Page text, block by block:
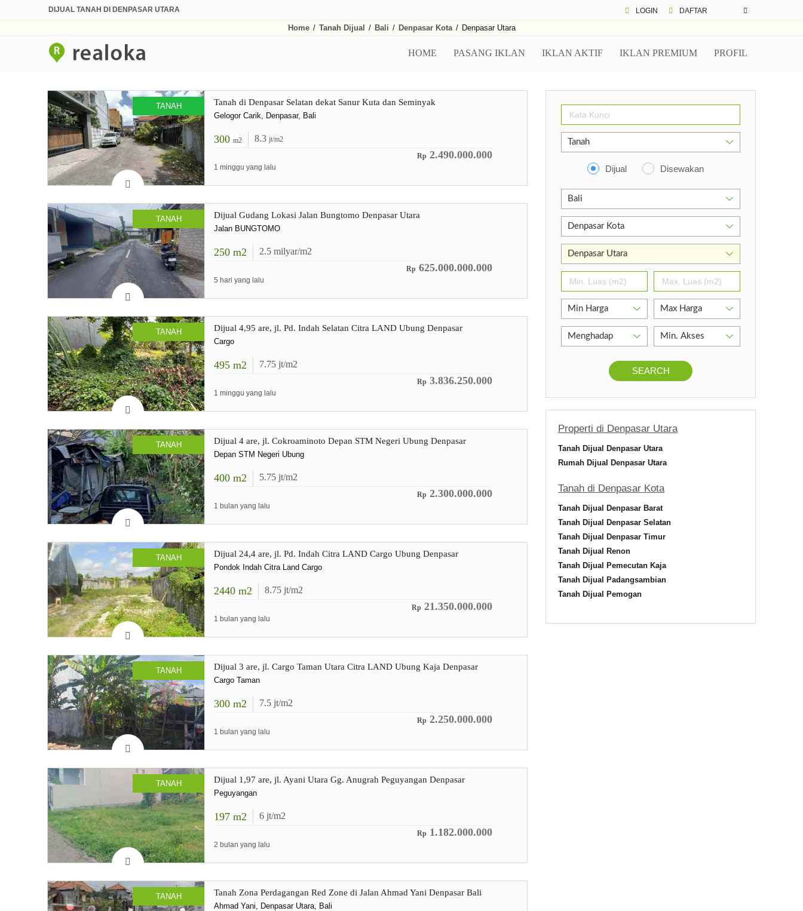
DIJUAL TANAH DI DENPASAR UTARA LOGIN DAFTAR
Home / Tanah Dijual / Bali / Denpasar Kota / Denpasar Utara
HOME PASANG IKLAN IKLAN AKTIF IKLAN PREMIUM PROFIL
TANAH Tanah di Denpasar Selatan dekat Sanur Kuta dan Seminyak
Gelogor Carik, Denpasar, Bali
300 m2 8.3 jt/m2
Rp 2.490.000.000
1 minggu yang lalu
TANAH Dijual Gudang Lokasi Jalan Bungtomo Denpasar Utara
Jalan BUNGTOMO
250 m2 2.5 milyar/m2
Rp 625.000.000.000
5 hari yang lalu
TANAH Dijual 4,95 are, jl. Pd. Indah Selatan Citra LAND Ubung Denpasar
Cargo
495 m2 7.75 jt/m2
Rp 3.836.250.000
1 minggu yang lalu
TANAH Dijual 4 are, jl. Cokroaminoto Depan STM Negeri Ubung Denpasar
Depan STM Negeri Ubung
400 m2 5.75 jt/m2
Rp 2.300.000.000
1 bulan yang lalu
TANAH Dijual 24,4 are, jl. Pd. Indah Citra LAND Cargo Ubung Denpasar
Pondok Indah Citra Land Cargo
2440 m2 8.75 jt/m2
Rp 21.350.000.000
1 bulan yang lalu
TANAH Dijual 3 are, jl. Cargo Taman Utara Citra LAND Ubung Kaja Denpasar
Cargo Taman
300 m2 7.5 jt/m2
Rp 2.250.000.000
1 bulan yang lalu
TANAH Dijual 1,97 are, jl. Ayani Utara Gg. Anugrah Peguyangan Denpasar
Peguyangan
197 m2 6 jt/m2
Rp 1.182.000.000
2 bulan yang lalu
TANAH Tanah Zona Perdagangan Red Zone di Jalan Ahmad Yani Denpasar Bali
Ahmad Yani, Denpasar Utara, Bali
Dijual Disewakan
SEARCH
Properti di Denpasar Utara
Tanah Dijual Denpasar Utara
Rumah Dijual Denpasar Utara
Tanah di Denpasar Kota
Tanah Dijual Denpasar Barat
Tanah Dijual Denpasar Selatan
Tanah Dijual Denpasar Timur
Tanah Dijual Renon
Tanah Dijual Pemecutan Kaja
Tanah Dijual Padangsambian
Tanah Dijual Pemogan